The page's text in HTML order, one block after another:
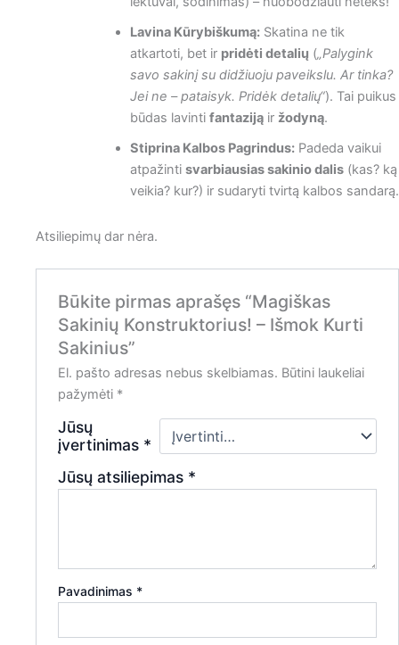
Lavina Kūrybiškumą:Skatina ne tik
atkartoti, bet ir pridėti detalių („Palygink
savo sakinį su didžiuoju paveikslu. Ar tinka?
Jei ne – pataisyk. Pridėk detalių“). Tai puikus
būdas lavinti fantazijąir žodyną.
Stiprina Kalbos Pagrindus:Padeda vaikui
atpažinti svarbiausias sakinio dalis(kas? ką
veikia? kur?) ir sudaryti tvirtą kalbos sandarą.
Atsiliepimų dar nėra.
Būkite pirmas aprašęs “Magiškas
Sakinių Konstruktorius! – Išmok Kurti
Sakinius”
El. pašto adresas nebus skelbiamas. Būtini laukeliai
pažymėti *
Jūsų
įvertinimas *
Jūsų atsiliepimas *
Pavadinimas *